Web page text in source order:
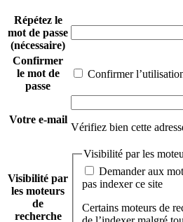
Répétez le
mot de passe
(nécessaire)
Confirmer
le mot de
passe
Confirmer
Votre e-mail
Vérifiez bien cette
Visibilité par
les moteurs
de
recherche
Visibilité par les
pas indexer ce site
Certains moteurs de